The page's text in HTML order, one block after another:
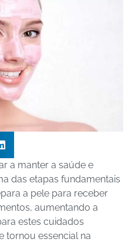
a manter a saúde e
das etapas fundamentais
a pele para receber
aumentando a
estes cuidados
tornou essencial na